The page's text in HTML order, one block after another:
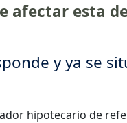
afectar esta
y ya se
hipotecario de